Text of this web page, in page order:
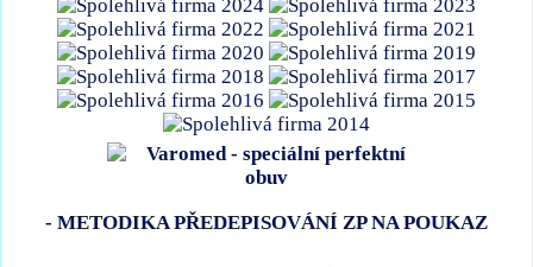
- METODIKA PŘEDEPISOVÁNÍ ZP NA POUKAZ